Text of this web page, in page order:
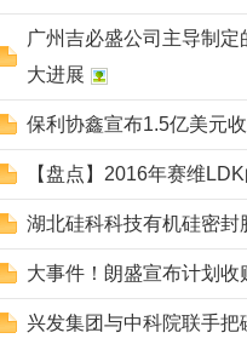
广州吉必盛公司主导制
大进展
保利协鑫宣布1.5亿美元
【盘点】2016年赛维
湖北硅科科技有机硅密封
大事件！朗盛宣布计划
兴发集团与中科院联手